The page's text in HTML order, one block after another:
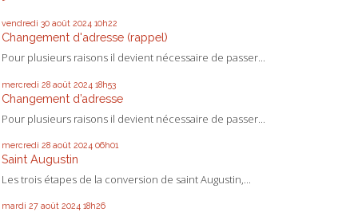
vendredi 30 août 2024 10h22
Changement d'adresse (rappel)
Pour plusieurs raisons il devient nécessaire de passer...
mercredi 28 août 2024 18h53
Changement d’adresse
Pour plusieurs raisons il devient nécessaire de passer...
mercredi 28 août 2024 06h01
Saint Augustin
Les trois étapes de la conversion de saint Augustin,...
mardi 27 août 2024 18h26